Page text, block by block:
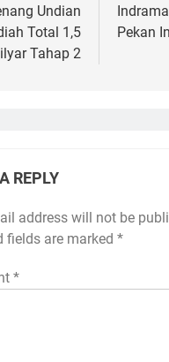
Undian
Total 1,5
Tahap 2
Pekan
REPLY
address will not be
fields are marked *
*